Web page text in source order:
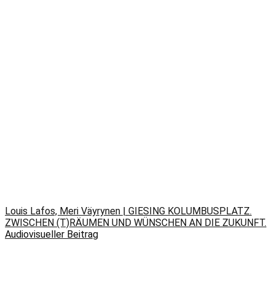
Louis Lafos, Meri Väyrynen | GIESING KOLUMBUSPLATZ.
ZWISCHEN (T)RÄUMEN UND WÜNSCHEN AN DIE ZUKUNFT.
Audiovisueller Beitrag